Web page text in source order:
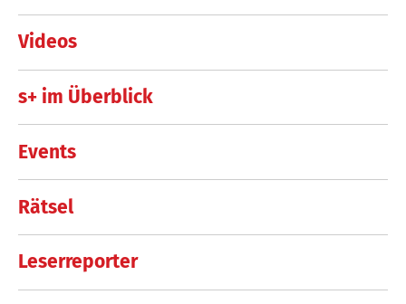
Videos
s+ im Überblick
Events
Rätsel
Leserreporter